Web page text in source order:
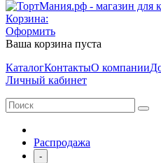
Корзина:
Оформить
Ваша корзина пуста
КаталогКонтактыО компании
Личный кабинет
Распродажа
-